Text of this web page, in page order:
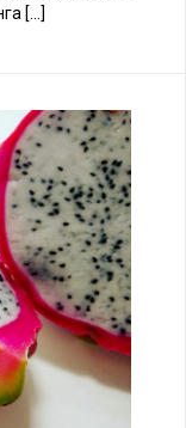
[…]